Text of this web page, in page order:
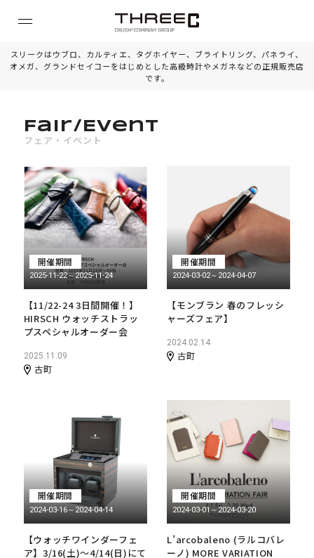
スリークはウブロ、カルティエ、タグホイヤー、ブライトリング、パネライ、
オメガ、グランドセイコーをはじめとした高級時計やメガネなどの正規販売店
です。
Fair/Event
フェア・イベント
開催期間
2025-11-22～2025-11-24
【11/22-24 3日間開催！】
HIRSCH ウォッチストラッ
プスペシャルオーダー会
2025.11.09
古町
開催期間
2024-03-02～2024-04-07
【モンブラン 春のフレッシ
ャーズフェア】
2024.02.14
古町
開催期間
2024-03-16～2024-04-14
【ウォッチワインダーフェ
ア】3/16(土)〜4/14(日)にて
開催期間
2024-03-01～2024-03-20
L’arcobaleno (ラルコバレ
ーノ) MORE VARIATION